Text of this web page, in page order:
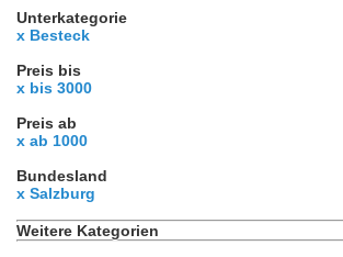
Unterkategorie
x Besteck
Preis bis
x bis 3000
Preis ab
x ab 1000
Bundesland
x Salzburg
Weitere Kategorien